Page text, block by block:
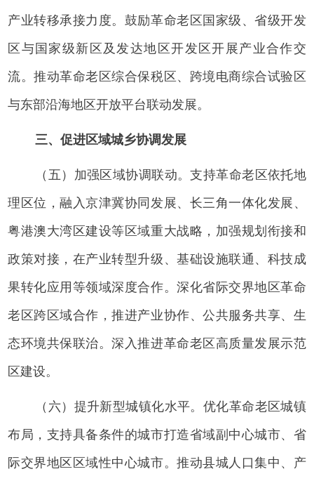
产业转移承接力度。鼓励革命老区国家级、省级开发
区与国家级新区及发达地区开发区开展产业合作交
流。推动革命老区综合保税区、跨境电商综合试验区
与东部沿海地区开放平台联动发展。
三、促进区域城乡协调发展
（五）加强区域协调联动。支持革命老区依托地
理区位，融入京津冀协同发展、长三角一体化发展、
粤港澳大湾区建设等区域重大战略，加强规划衔接和
政策对接，在产业转型升级、基础设施联通、科技成
果转化应用等领域深度合作。深化省际交界地区革命
老区跨区域合作，推进产业协作、公共服务共享、生
态环境共保联治。深入推进革命老区高质量发展示范
区建设。
（六）提升新型城镇化水平。优化革命老区城镇
布局，支持具备条件的城市打造省域副中心城市、省
际交界地区区域性中心城市。推动县城人口集中、产